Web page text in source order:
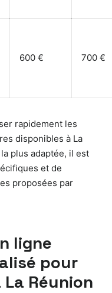
600 € 700 €
rapidement les
disponibles à La
plus adaptée, il est
et de
proposées par
ligne
pour
Réunion